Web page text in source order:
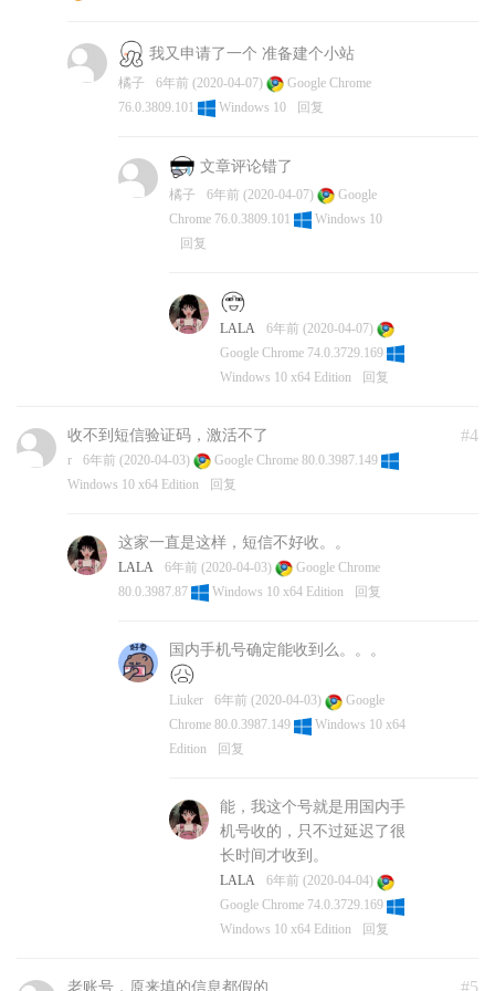
我又申请了一个 准备建个小站
橘子 6年前 (2020-04-07)
Google Chrome
76.0.3809.101
Windows 10 回复
文章评论错了
橘子 6年前 (2020-04-07)
Google
Chrome 76.0.3809.101
Windows 10
回复
LALA
6年前 (2020-04-07)
Google Chrome 74.0.3729.169
Windows 10 x64 Edition
回复
#4
收不到短信验证码，激活不了
r 6年前 (2020-04-03)
Google Chrome 80.0.3987.149
Windows 10 x64 Edition
回复
这家一直是这样，短信不好收。。
LALA 6年前 (2020-04-03)
Google Chrome
80.0.3987.87
Windows 10 x64 Edition 回复
国内手机号确定能收到么。。。
Liuker 6年前 (2020-04-03)
Google
Chrome 80.0.3987.149
Windows 10 x64
Edition
回复
能，我这个号就是用国内手
机号收的，只不过延迟了很
长时间才收到。
LALA
6年前 (2020-04-04)
Google Chrome 74.0.3729.169
Windows 10 x64 Edition
回复
老账号，原来填的信息都假的